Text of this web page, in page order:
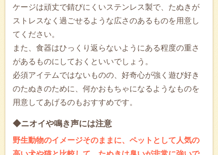
ケージは頑丈で錆びにくいステンレス製で、たぬきが
ストレスなく過ごせるような広さのあるものを用意し
てください。
また、食器はひっくり返らないようにある程度の重さ
があるものにしておくといいでしょう。
必須アイテムではないものの、好奇心が強く遊び好き
のたぬきのために、何かおもちゃになるようなものを
用意してあげるのもおすすめです。
◆ニオイや鳴き声には注意
野生動物のイメージそのままに、ペットとして人気の